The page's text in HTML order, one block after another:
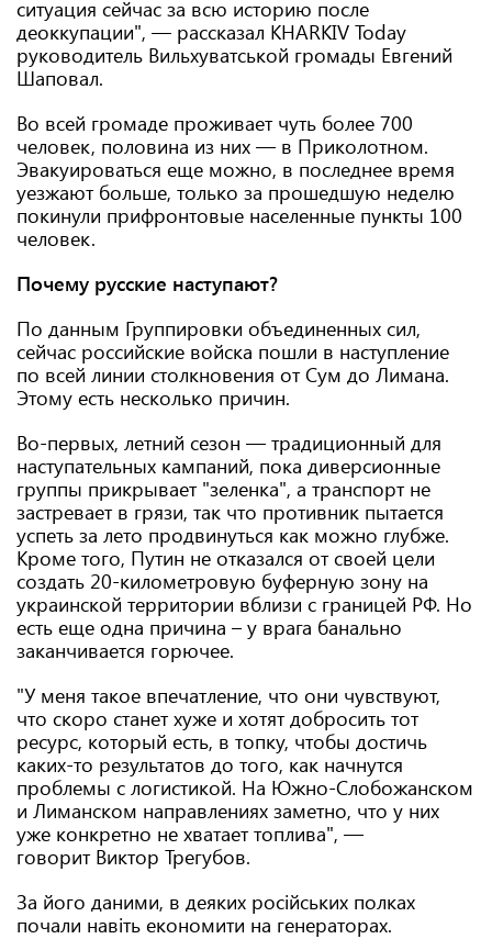
ситуация сейчас за всю историю после
деоккупации", — рассказал KHARKIV Today
руководитель Вильхуватськой громады Евгений
Шаповал.
Во всей громаде проживает чуть более 700
человек, половина из них — в Приколотном.
Эвакуироваться еще можно, в последнее время
уезжают больше, только за прошедшую неделю
покинули прифронтовые населенные пункты 100
человек.
Почему русские наступают?
По данным Группировки объединенных сил,
сейчас российские войска пошли в наступление
по всей линии столкновения от Сум до Лимана.
Этому есть несколько причин.
Во-первых, летний сезон — традиционный для
наступательных кампаний, пока диверсионные
группы прикрывает "зеленка", а транспорт не
застревает в грязи, так что противник пытается
успеть за лето продвинуться как можно глубже.
Кроме того, Путин не отказался от своей цели
создать 20-километровую буферную зону на
украинской территории вблизи с границей РФ. Но
есть еще одна причина – у врага банально
заканчивается горючее.
"У меня такое впечатление, что они чувствуют,
что скоро станет хуже и хотят добросить тот
ресурс, который есть, в топку, чтобы достичь
каких-то результатов до того, как начнутся
проблемы с логистикой. На Южно-Слобожанском
и Лиманском направлениях заметно, что у них
уже конкретно не хватает топлива", —
говорит Виктор Трегубов.
За його даними, в деяких російських полках
почали навіть економити на генераторах.